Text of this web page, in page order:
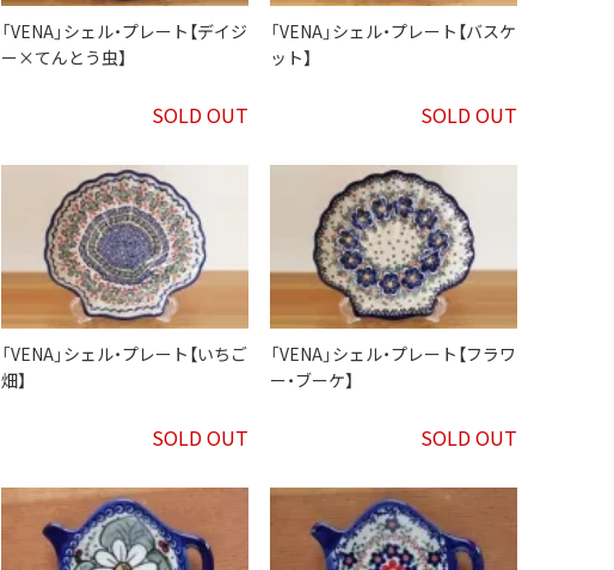
「VENA」シェル・プレート【デイジ
ー×てんとう虫】
SOLD OUT
「VENA」シェル・プレート【バスケ
ット】
SOLD OUT
「VENA」シェル・プレート【いちご
畑】
SOLD OUT
「VENA」シェル・プレート【フラワ
ー・ブーケ】
SOLD OUT